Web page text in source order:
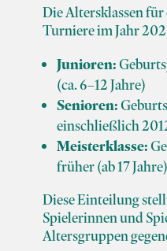
Die Altersklassen
Turniere im Jahr
Junioren:
(ca. 6–12 Jahre)
Senioren:
einschließlich
Meisterklasse:
früher (ab 17 Jahre)
Diese Einteilung
Spielerinnen und
Altersgruppen